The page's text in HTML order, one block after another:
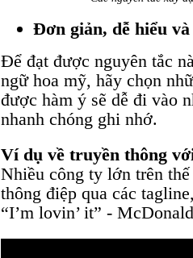
Đơn giản, dễ hiểu
Để đạt được nguyên tắc
ngữ hoa mỹ, hãy chọn
được hàm ý sẽ dễ đi vào
nhanh chóng ghi nhớ.
Ví dụ về truyền thông
Nhiều công ty lớn trên
thông điệp qua các
“I’m lovin’ it” -